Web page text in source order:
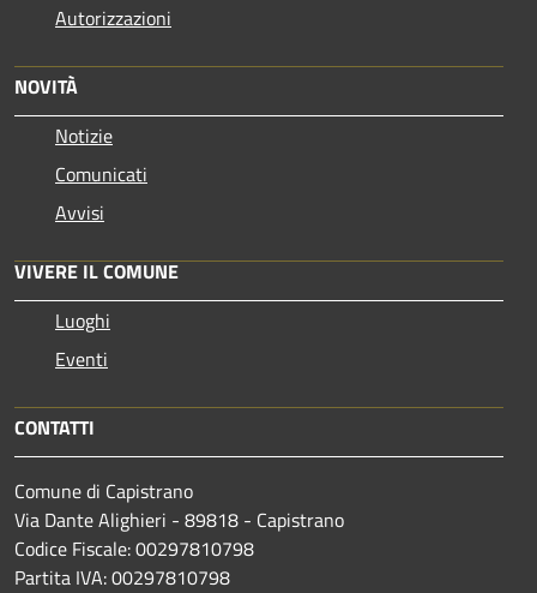
Autorizzazioni
NOVITÀ
Notizie
Comunicati
Avvisi
VIVERE IL COMUNE
Luoghi
Eventi
CONTATTI
Comune di Capistrano
Via Dante Alighieri - 89818 - Capistrano
Codice Fiscale: 00297810798
Partita IVA: 00297810798